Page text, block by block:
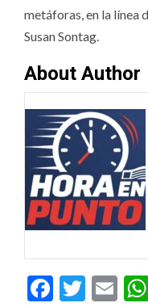
metáforas, en la línea
Susan Sontag.
About Author